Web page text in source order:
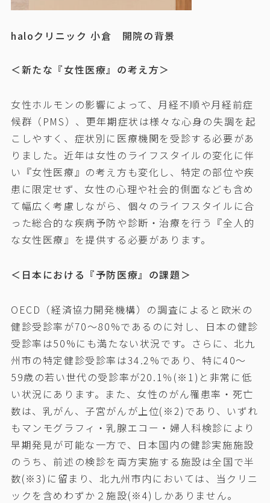
haloクリニック 小倉 開院の背景
＜新たな『女性医療』の考え方＞
女性ホルモンの影響によって、月経不順や月経前症
候群（PMS）、更年期症状は様々な心身の失調を起
こしやすく、症状別に医療機関を受診する必要があ
りました。近年は女性のライフスタイルの変化に伴
い『女性医療』の考え方も変化し、特定の部位や疾
患に限定せず、女性の心理や社会的側面なども含め
て幅広く考慮しながら、個々のライフスタイルに合
った総合的な疾病予防や診断・治療を行う『全人的
な女性医療』を提供する必要があります。
＜日本における『予防医療』の課題＞
OECD（経済協力開発機構）の調査によると欧米の
健診受診率が70～80%であるのに対し、日本の健診
受診率は50%にも満たない状況です。さらに、北九
州市の特定健診受診率は34.2%であり、特に40～
59歳の若い世代の受診率が20.1％(※1)と非常に低
い状況にあります。また、女性のがん罹患率・死亡
数は、乳がん、子宮がんが上位(※2)であり、いずれ
もマンモグラフィ・乳腺エコー・婦人科検診により
早期発見が可能な一方で、日本国内の健診実施施設
のうち、前述の検診を両方実施する施設は全国で半
数(※3)に留まり、北九州市内においては、当クリニ
ックを含めわずか２施設(※4)しかありません。